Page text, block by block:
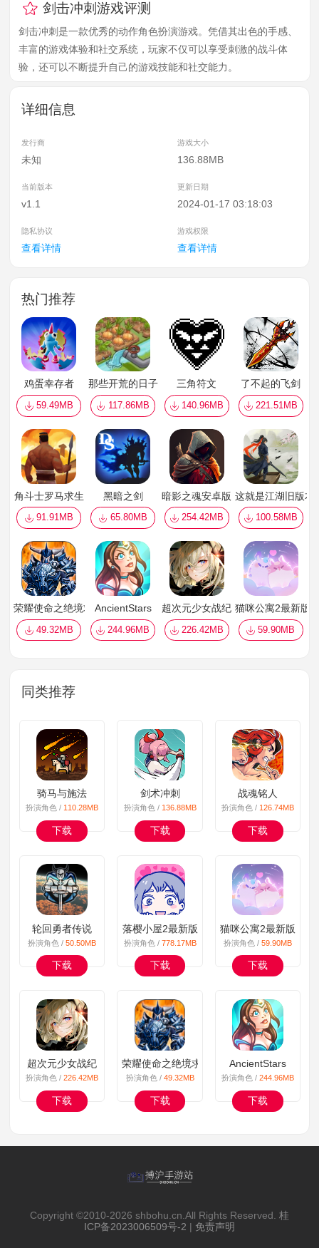
剑击冲刺游戏评测
剑击冲刺是一款优秀的动作角色扮演游戏。凭借其出色的手感、
丰富的游戏体验和社交系统，玩家不仅可以享受刺激的战斗体
验，还可以不断提升自己的游戏技能和社交能力。
详细信息
发行商 游戏大小
未知 136.88MB
当前版本 更新日期
v1.1 2024-01-17 03:18:03
隐私协议 游戏权限
查看详情 查看详情
热门推荐
鸡蛋幸存者
59.49MB
那些开荒的日子
117.86MB
三角符文
140.96MB
了不起的飞剑
221.51MB
角斗士罗马求生
91.91MB
黑暗之剑
65.80MB
暗影之魂安卓版
254.42MB
这就是江湖旧版本
100.58MB
荣耀使命之绝境求生
49.32MB
AncientStars
244.96MB
超次元少女战纪
226.42MB
猫咪公寓2最新版
59.90MB
同类推荐
骑马与施法
扮演角色 / 110.28MB
下载
剑术冲刺
扮演角色 / 136.88MB
下载
战魂铭人
扮演角色 / 126.74MB
下载
轮回勇者传说
扮演角色 / 50.50MB
下载
落樱小屋2最新版
扮演角色 / 778.17MB
下载
猫咪公寓2最新版
扮演角色 /59.90MB
下载
超次元少女战纪
扮演角色 / 226.42MB
下载
荣耀使命之绝境求生
扮演角色 / 49.32MB
下载
AncientStars
扮演角色 /244.96MB
下载
Copyright ©2010-2026 shbohu.cn.All Rights Reserved. 桂
ICP备2023006509号-2 | 免责声明